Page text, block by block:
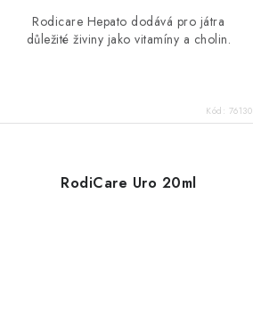
Rodicare Hepato dodává pro játra
důležité živiny jako vitamíny a cholin.
Kód: 76130
RodiCare Uro 20ml